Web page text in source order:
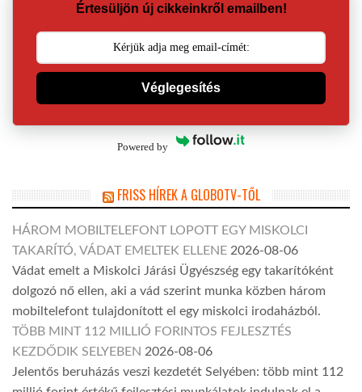
Értesüljön új cikkeinkről emailben!
Véglegesítés
Powered by
FRISS HÍREK A GLOBOTV-TŐL
HÁROM MOBILTELEFONT LOPOTT EGY MISKOLCI
TAKARÍTÓ, VÁDAT EMELTEK ELLENE 2026-08-06
Vádat emelt a Miskolci Járási Ügyészség egy takarítóként
dolgozó nő ellen, aki a vád szerint munka közben három
mobiltelefont tulajdonított el egy miskolci irodaházból.
TÖBB MINT 112 MILLIÓ FORINTOS FEJLESZTÉS
KEZDŐDIK SELYEBEN 2026-08-06
Jelentős beruházás veszi kezdetét Selyében: több mint 112